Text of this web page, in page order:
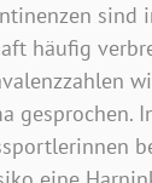
sind
häufig
gesprochen.